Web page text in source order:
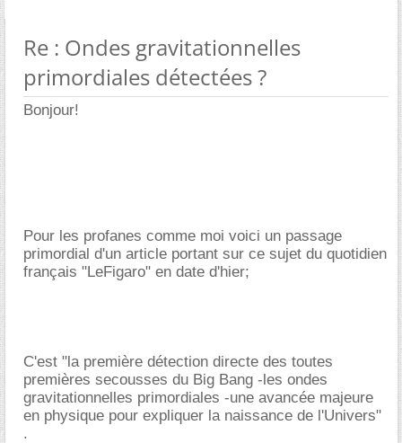
Re : Ondes gravitationnelles
primordiales détectées ?
Bonjour!
Pour les profanes comme moi voici un passage
primordial d'un article portant sur ce sujet du quotidien
français "LeFigaro" en date d'hier;
C'est "la première détection directe des toutes
premières secousses du Big Bang -les ondes
gravitationnelles primordiales -une avancée majeure
en physique pour expliquer la naissance de l'Univers"
.